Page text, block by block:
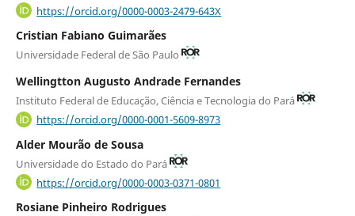
https://orcid.org/0000-0003-2479-643X
Cristian Fabiano Guimarães
Universidade Federal de São Paulo
Wellingtton Augusto Andrade Fernandes
Instituto Federal de Educação, Ciência e Tecnologia do Pará
https://orcid.org/0000-0001-5609-8973
Alder Mourão de Sousa
Universidade do Estado do Pará
https://orcid.org/0000-0003-0371-0801
Rosiane Pinheiro Rodrigues